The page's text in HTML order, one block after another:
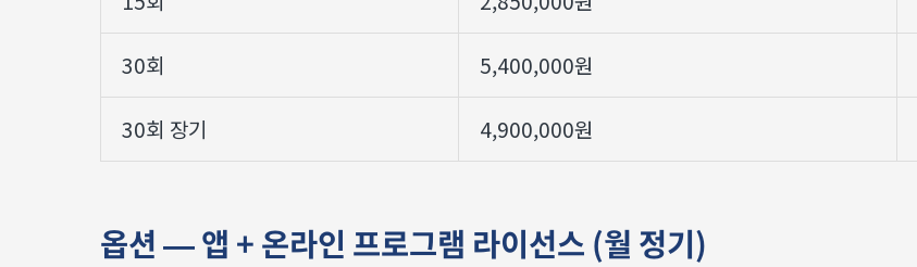
30회 5,400,000원
30회 장기 4,900,000원
옵션 — 앱 + 온라인 프로그램 라이선스 (월 정기)